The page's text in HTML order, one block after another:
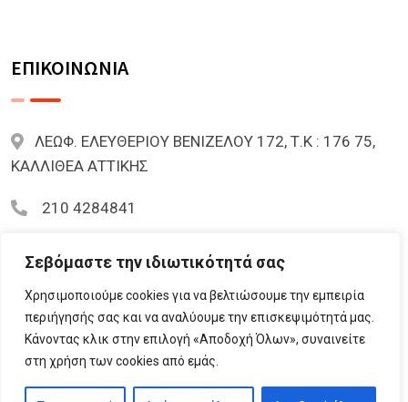
Σεβόμαστε την ιδιωτικότητά σας
Χρησιμοποιούμε cookies για να βελτιώσουμε την εμπειρία
περιήγησής σας και να αναλύουμε την επισκεψιμότητά μας.
Κάνοντας κλικ στην επιλογή «Αποδοχή Όλων», συναινείτε
στη χρήση των cookies από εμάς.
ΕΠΙΚΟΙΝΩΝΙΑ
ΛΕΩΦ. ΕΛΕΥΘΕΡΙΟΥ ΒΕΝΙΖΕΛΟΥ 172, Τ.Κ : 176 75,
ΚΑΛΛΙΘΕΑ ΑΤΤΙΚΗΣ
210 4284841
© 2023 Lifementor.gr All Rights Reserved By
Lifementor.gr